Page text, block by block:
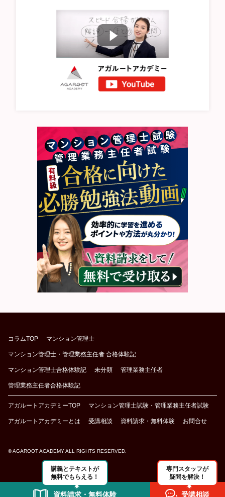
コラムTOP マンション管理士
マンション管理士・管理業務主任者 合格体験記
マンション管理士合格体験記 未分類 管理業務主任者
管理業務主任者合格体験記
アガルートアカデミーTOP マンション管理士試験・管理業務主任者試験
アガルートアカデミーとは 受講相談 資料請求・無料体験 お問合せ
© AGAROOT ACADEMY ALL RIGHTS RESERVED.
講義とテキストが
無料でもらえる！
資料請求・無料体験
専門スタッフが
疑問を解決！
受講相談